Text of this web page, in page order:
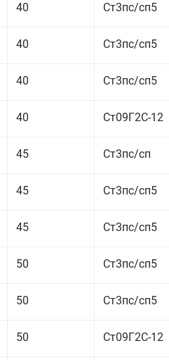
40 Ст3пс/сп5
40 Ст3пс/сп5
40 Ст3пс/сп5
40 Ст09Г2С-12
45 Ст3пс/сп
45 Ст3пс/сп5
45 Ст3пс/сп5
50 Ст3пс/сп5
50 Ст3пс/сп5
50 Ст09Г2С-12